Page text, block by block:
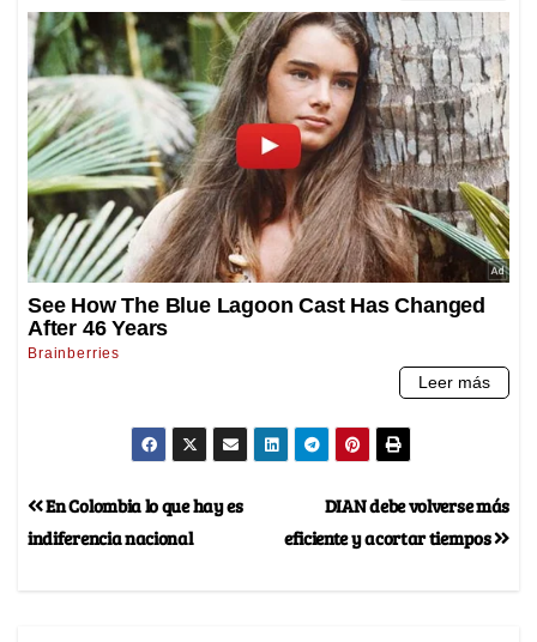
DIAN debe volverse más
eficiente y acortar tiempos
En Colombia lo que hay es
indiferencia nacional